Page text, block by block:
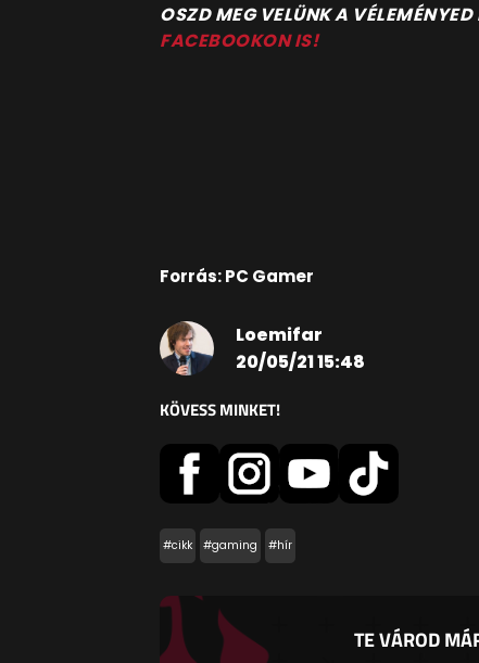
OSZD MEG VELÜNK A
FACEBOOKON IS!
Forrás: PC Gamer
Loemifar
20/05/21 15:48
KÖVESS MINKET!
#cikk #gaming #hír
TE VÁROD